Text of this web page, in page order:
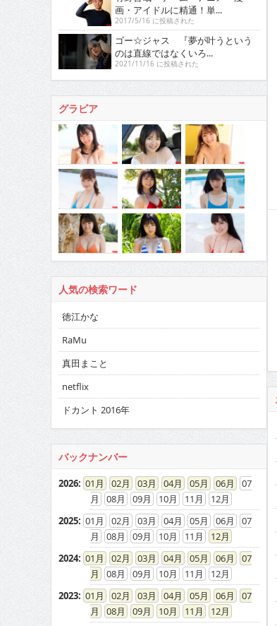
画・アイドルに精通！単...
2017/5/16 に投稿された
ゴー☆ジャス 『夢が叶うという
のは直線ではなくいろ...
2021/11/16 に投稿された
グラビア
人気の検索ワード
徳江かな
RaMu
真田まこと
netflix
ドカント 2016年
バックナンバー
2026: 01 02 03 04 05 06
07
08
09 10 11
12
2025: 01 02 03 04 05 06
07
08
09 10 11
12
2024: 01 02 03 04 05 06
07
08
09 10 11
12
2023: 01 02 03 04 05 06
07
08
09 10 11
12